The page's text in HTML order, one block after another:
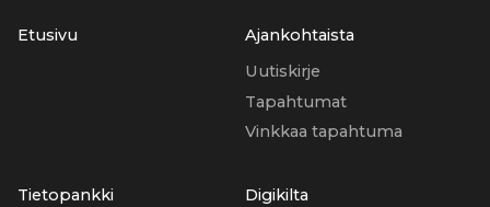
Etusivu
Ajankohtaista
Uutiskirje
Tapahtumat
Vinkkaa tapahtuma
Tietopankki
Digikilta